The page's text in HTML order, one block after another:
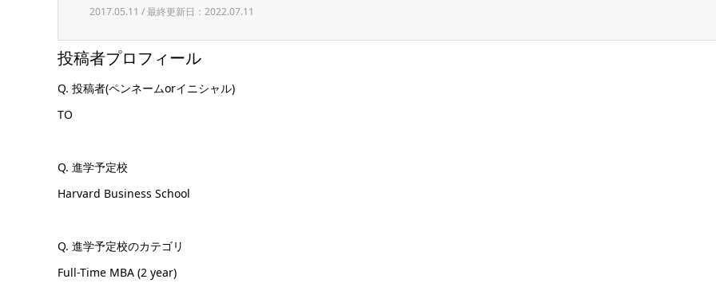
2017.05.11 / 最終更新日：2022.07.11
投稿者プロフィール
Q. 投稿者(ペンネームorイニシャル)
TO
Q. 進学予定校
Harvard Business School
Q. 進学予定校のカテゴリ
Full-Time MBA (2 year)